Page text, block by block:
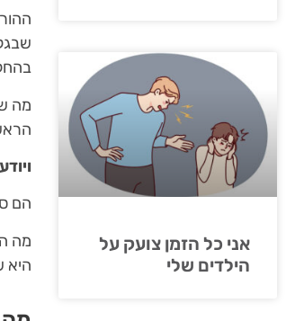
אני כל הזמן צועק על
הילדים שלי
מה
הם
מה